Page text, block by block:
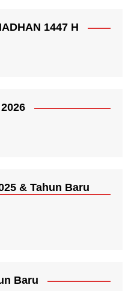
1447 H
& Tahun Baru
Baru